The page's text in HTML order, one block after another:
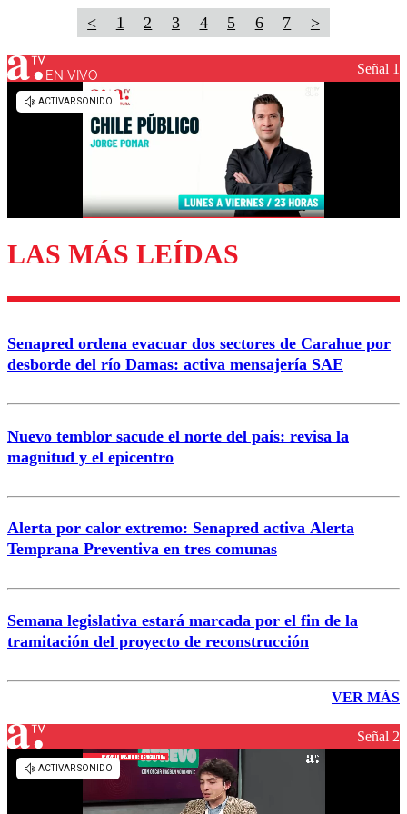
< 1 2 3 4 5 6 7 >
EN VIVO Señal 1
LAS MÁS LEÍDAS
Senapred ordena evacuar dos sectores de Carahue por
desborde del río Damas: activa mensajería SAE
Nuevo temblor sacude el norte del país: revisa la
magnitud y el epicentro
Alerta por calor extremo: Senapred activa Alerta
Temprana Preventiva en tres comunas
Semana legislativa estará marcada por el fin de la
tramitación del proyecto de reconstrucción
VER MÁS
Señal 2